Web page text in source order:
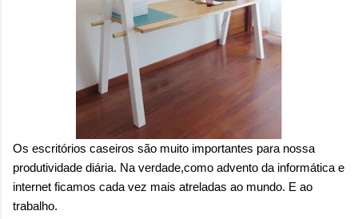
sensação isolada. Se per...
Os escritórios caseiros são muito importantes para nossa
produtividade diária. Na verdade,como advento da informática e
internet ficamos cada vez mais atreladas ao mundo. E ao
trabalho.